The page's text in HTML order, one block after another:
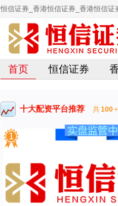
恒信证券_香港恒信证券_香港恒信证
首页 恒信证券
十大配资平台推荐 共100